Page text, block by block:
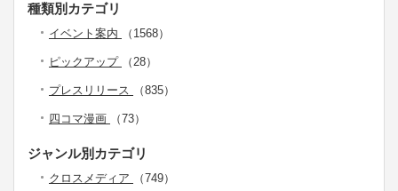
種類別カテゴリ
イベント案内 （1568）
ピックアップ （28）
プレスリリース （835）
四コマ漫画 （73）
ジャンル別カテゴリ
クロスメディア （749）